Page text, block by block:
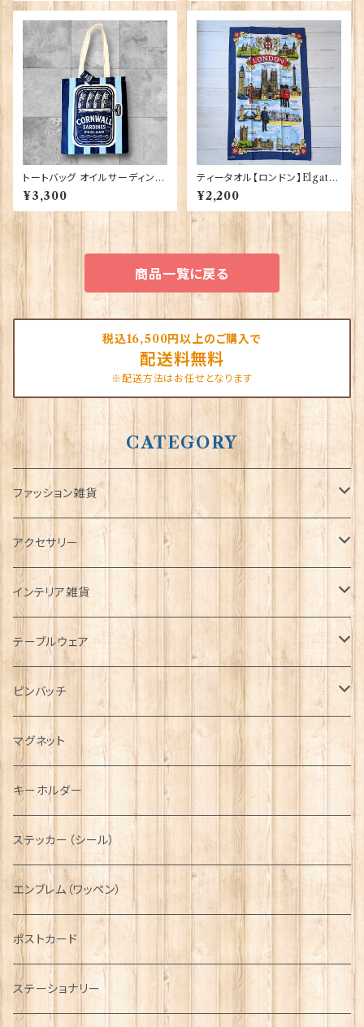
トートバッグ オイルサーディン E
lgate Products 90431
¥3,300
ティータオル【ロンドン】Elgate
Products 50001-W(20102)
¥2,200
商品一覧に戻る
税込16,500円以上のご購入で
配送料無料
※配送方法はお任せとなります
CATEGORY
ファッション雑貨
タータンネクタイ
帽子
キャップ
ハンチング帽
キャスケット
ディアストーカー
ニット帽
Tシャツ
マフラー
タータン【Bronte by Moon】
タータン【Glencroft】
ボタンラップマフラー【Aran Traditions】
サッシュ
スカーフ
ファッションマスク
アクセサリー
ORTAK
ブローチ
ペンダント
チャーム
その他のアクセサリー
インテリア雑貨
インテリア置物
ラブスプーン
ラブスプーン【SION LLEWELLYN】
ラブスプーン【PAUL CURTIS】
ファブリック
テーブルウェア
ティータオル
ペーパーナプキン
ティーコジー
その他テーブルウェア
ピンバッチ
ジェネラルデザイン
乗り物
動物＆植物
国旗＆紋章
音楽＆楽器
運動＆人物
シンボル
ミリタリー
NAVY
AIRFORCE
ARMY
ピューター
マグネット
キーホルダー
ステッカー（シール）
エンブレム（ワッペン）
ポストカード
ステーショナリー